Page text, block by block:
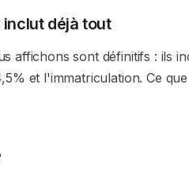
déjà tout
affichons sont définitifs : ils
et l'immatriculation. Ce